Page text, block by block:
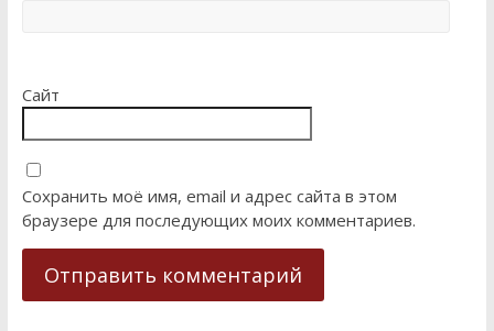
Сайт
Сохранить моё имя, email и адрес сайта в этом
браузере для последующих моих комментариев.